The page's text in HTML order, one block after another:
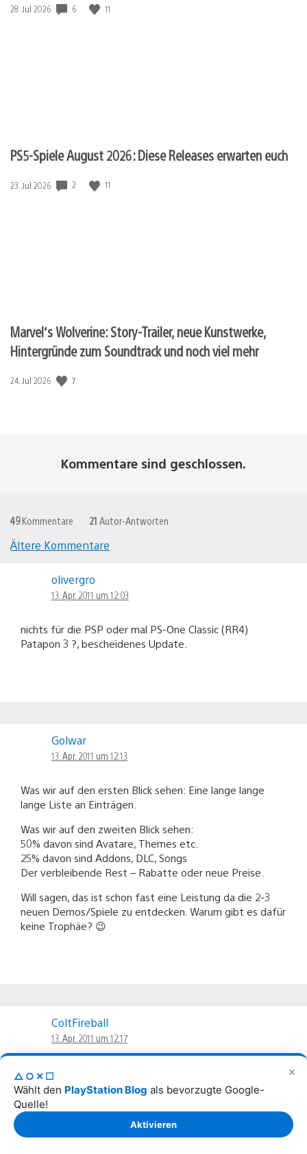
✕
△○✕☐
Wählt den PlayStation Blog als bevorzugte Google-
Quelle!
Aktivieren
Veröffentlichungsdatum:
28. Jul 2026 6 11
PS5-Spiele August 2026: Diese Releases erwarten euch
Veröffentlichungsdatum:
23. Jul 2026 2 11
Marvel‘s Wolverine: Story-Trailer, neue Kunstwerke,
Hintergründe zum Soundtrack und noch viel mehr
Veröffentlichungsdatum:
24. Jul 2026 7
Kommentare sind geschlossen.
49Kommentare 21 Autor-Antworten
Navigation
Ältere Kommentare
olivergro
13. Apr. 2011 um 12:03
nichts für die PSP oder mal PS-One Classic (RR4)
Patapon 3 ?, bescheidenes Update.
Golwar
13. Apr. 2011 um 12:13
Was wir auf den ersten Blick sehen: Eine lange lange
lange Liste an Einträgen.
Was wir auf den zweiten Blick sehen:
50% davon sind Avatare, Themes etc.
25% davon sind Addons, DLC, Songs
Der verbleibende Rest – Rabatte oder neue Preise.
Will sagen, das ist schon fast eine Leistung da die 2-3
neuen Demos/Spiele zu entdecken. Warum gibt es dafür
keine Trophäe? 😉
ColtFireball
13. Apr. 2011 um 12:17
Irgendwie fehlen mir da die „WWE All Star“
Zusatzinhalte, die gestern im US Playstation Store
veröffentlicht wurden. Fehler in der Liste oder
erscheinen die wirklich nicht?